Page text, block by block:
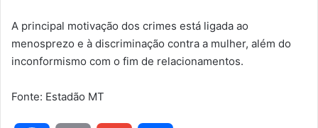
A principal motivação dos crimes está ligada ao
menosprezo e à discriminação contra a mulher, além do
inconformismo com o fim de relacionamentos.
Fonte: Estadão MT